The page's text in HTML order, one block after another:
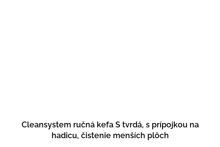
Cleansystem ručná kefa S tvrdá, s prípojkou na
hadicu, čistenie menších plôch